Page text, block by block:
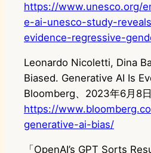
https://www.unesco.org/
e-ai-unesco-study-
evidence-regressive-
Leonardo Nicoletti, Dina
Biased. Generative AI Is
Bloomberg、2023年6月8日
https://
generative-ai-bias/
「OpenAI’s GPT Sorts